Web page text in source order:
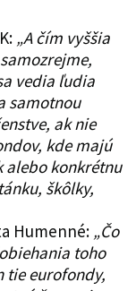
„A čím vyššia
vedia ľudia
samotnou
ak nie
kde majú
alebo konkrétnu
škôlky,
Humenné: „Čo
toho
tie eurofondy,